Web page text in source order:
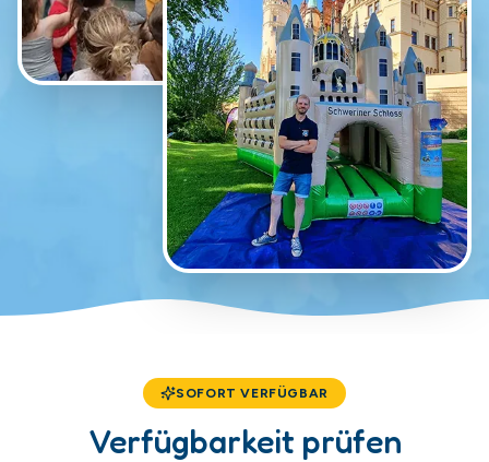
SOFORT VERFÜGBAR
Verfügbarkeit prüfen